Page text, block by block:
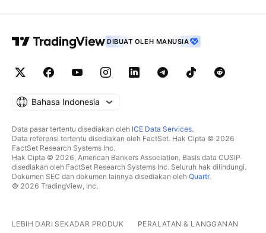
DIBUAT OLEH MANUSIA
Bahasa Indonesia
Data pasar tertentu disediakan oleh ICE Data Services.
Data referensi tertentu disediakan oleh FactSet. Hak Cipta © 2026
FactSet Research Systems Inc.
Hak Cipta © 2026, American Bankers Association. Basis data CUSIP
disediakan oleh FactSet Research Systems Inc. Seluruh hak dilindungi.
Dokumen SEC dan dokumen lainnya disediakan oleh Quartr.
© 2026 TradingView, Inc.
LEBIH DARI SEKADAR PRODUK PERALATAN & LANGGANAN